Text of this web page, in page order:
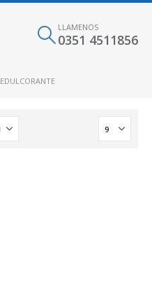
LLAMENOS
0351 4511856
EDULCORANTE